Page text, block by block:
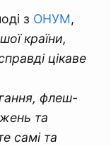
з ОНУМ,
країни,
цікаве
флеш-
та
самі та